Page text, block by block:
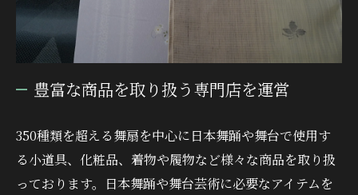
豊富な商品を取り扱う専門店を運営
350種類を超える舞扇を中心に日本舞踊や舞台で使用す
る小道具、化粧品、着物や履物など様々な商品を取り扱
っております。日本舞踊や舞台芸術に必要なアイテムを